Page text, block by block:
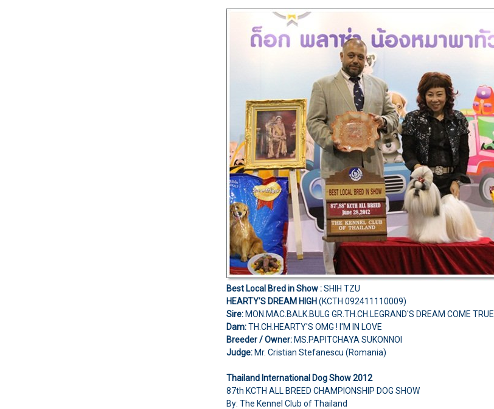
Best Local Bred in Show :SHIH TZU
HEARTY'S DREAM HIGH (KCTH 092411110009)
Sire: MON.MAC.BALK.BULG GR.TH.CH.LEGRAND'S DREAM COME TRUE
Dam:TH.CH.HEARTY'S OMG ! I'M IN LOVE
Breeder / Owner: MS.PAPITCHAYA SUKONNOI
Judge: Mr. Cristian Stefanescu (Romania)
Thailand International Dog Show 2012
87th KCTH ALL BREED CHAMPIONSHIP DOG SHOW
By: The Kennel Club of Thailand